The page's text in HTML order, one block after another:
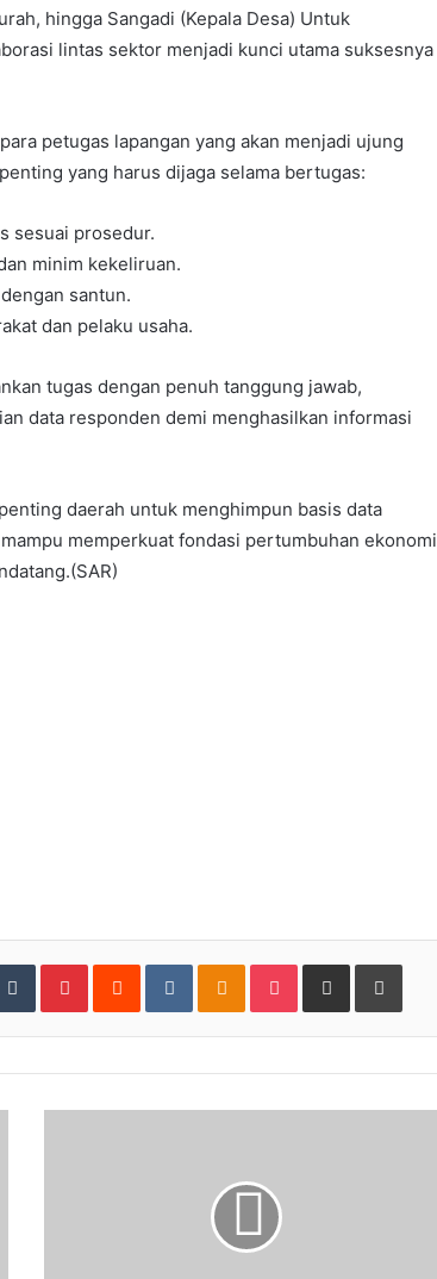
hingga Sangadi (Kepala Desa) Untuk
lintas sektor menjadi kunci utama suksesnya
petugas lapangan yang akan menjadi ujung
yang harus dijaga selama bertugas:
sesuai prosedur.
minim kekeliruan.
santun.
dan pelaku usaha.
tugas dengan penuh tanggung jawab,
data responden demi menghasilkan informasi
daerah untuk menghimpun basis data
memperkuat fondasi pertumbuhan ekonomi
TumblrPinterestReddit VKontakteOdnoklassniki
PocketShare via Email Print